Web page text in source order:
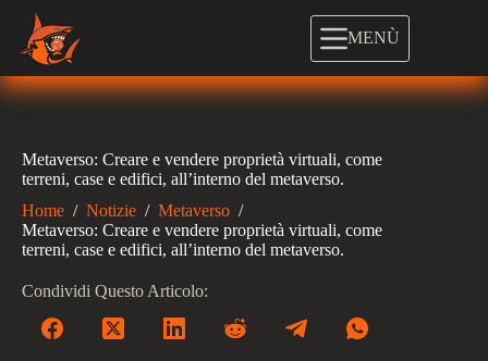
contenuto
MENÙ
Metaverso: Creare e vendere proprietà virtuali, come
terreni, case e edifici, all’interno del metaverso.
Home / Notizie / Metaverso /
Metaverso: Creare e vendere proprietà virtuali, come
terreni, case e edifici, all’interno del metaverso.
Condividi Questo Articolo: